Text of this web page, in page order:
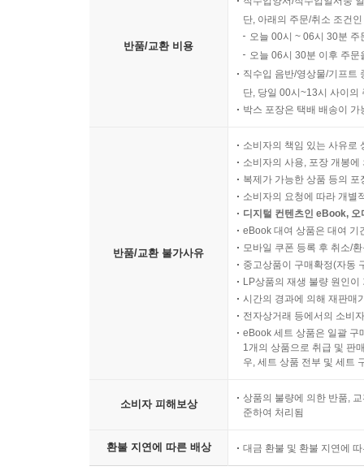
반품/교환 비용
단, 아래의 주문/취소 조건
오늘 00시 ~ 06시 30분
오늘 06시 30분 이후 주
직수입 음반/영상물/기프트
단, 당일 00시~13시 사이의
박스 포장은 택배 배송이
반품/교환 불가사유
소비자의 책임 있는 사유로
소비자의 사용, 포장 개봉
복제가 가능한 상품 등의
소비자의 요청에 따라 개별
디지털 컨텐츠인 eBook,
eBook 대여 상품은 대여 기
모바일 쿠폰 등록 후 취소/
중고상품이 구매확정(자동
LP상품의 재생 불량 원인
시간의 경과에 의해 재판매
전자상거래 등에서의 소비
eBook 세트 상품은 일괄 구
1개의 상품으로 취급 및 판
우, 세트 상품 전부 및 세트
소비자 피해보상
상품의 불량에 의한 반품,
준하여 처리됨
환불 지연에 따른 배상 대금 환불 및 환불 지연에